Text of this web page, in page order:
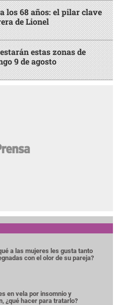
los 68 años: el pilar clave
de Lionel
estas zonas de
9 de agosto
a las mujeres les gusta tanto
con el olor de su pareja?
en vela por insomnio y
¿qué hacer para tratarlo?